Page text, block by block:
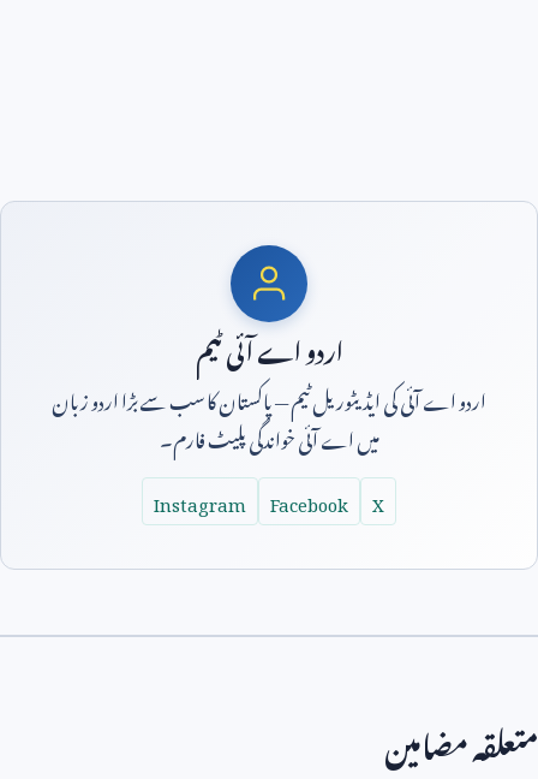
اردو اے آئی ٹیم
اردو اے آئی کی ایڈیٹوریل ٹیم — پاکستان کا سب سے بڑا اردو زبان
میں اے آئی خواندگی پلیٹ فارم۔
X
Facebook
Instagram
متعلقہ مضامین